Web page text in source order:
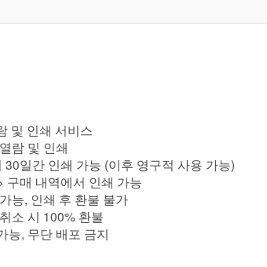
및 인쇄 서비스
람 및 인쇄
일간 인쇄 가능 (이후 영구적 사용 가능)
구매 내역에서 인쇄 가능
능, 인쇄 후 환불 불가
소 시 100% 환불
능, 무단 배포 금지